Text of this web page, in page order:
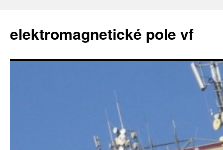
elektromagnetické pole vf